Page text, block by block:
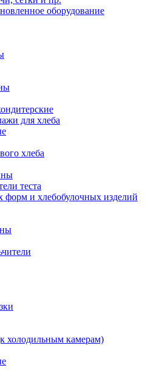
оборудование
для хлеба
хлеба
теста
и хлебобулочных изделий
холодильным камерам)